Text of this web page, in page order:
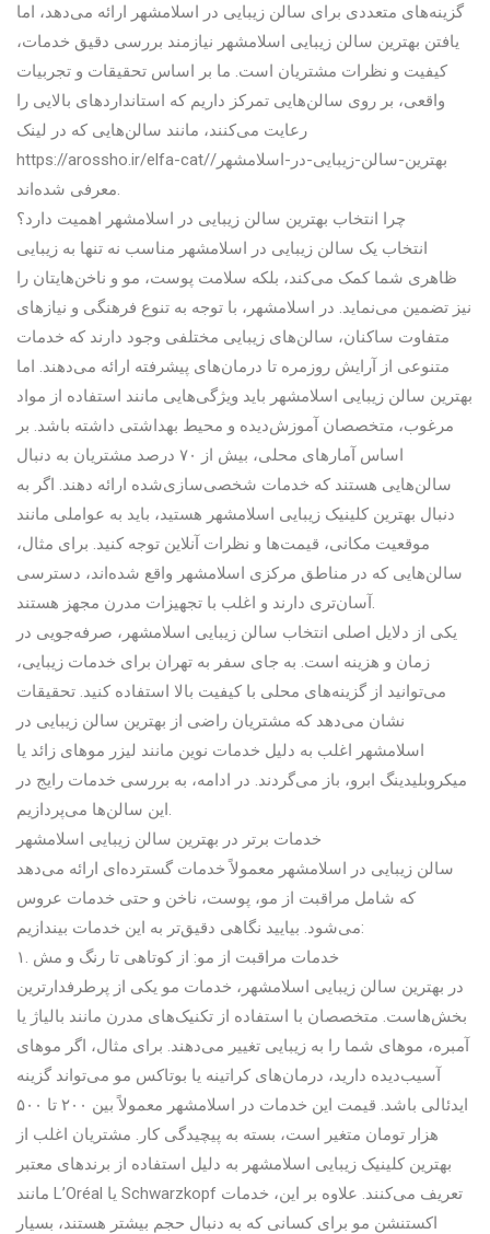
گزینه‌های متعددی برای سالن زیبایی در اسلامشهر ارائه می‌دهد، اما
یافتن بهترین سالن زیبایی اسلامشهر نیازمند بررسی دقیق خدمات،
کیفیت و نظرات مشتریان است. ما بر اساس تحقیقات و تجربیات
واقعی، بر روی سالن‌هایی تمرکز داریم که استانداردهای بالایی را
رعایت می‌کنند، مانند سالن‌هایی که در لینک
https://arossho.ir/elfa-cat/بهترین-سالن-زیبایی-در-اسلامشهر/
معرفی شده‌اند.
چرا انتخاب بهترین سالن زیبایی در اسلامشهر اهمیت دارد؟
انتخاب یک سالن زیبایی در اسلامشهر مناسب نه تنها به زیبایی
ظاهری شما کمک می‌کند، بلکه سلامت پوست، مو و ناخن‌هایتان را
نیز تضمین می‌نماید. در اسلامشهر، با توجه به تنوع فرهنگی و نیازهای
متفاوت ساکنان، سالن‌های زیبایی مختلفی وجود دارند که خدمات
متنوعی از آرایش روزمره تا درمان‌های پیشرفته ارائه می‌دهند. اما
بهترین سالن زیبایی اسلامشهر باید ویژگی‌هایی مانند استفاده از مواد
مرغوب، متخصصان آموزش‌دیده و محیط بهداشتی داشته باشد. بر
اساس آمارهای محلی، بیش از ۷۰ درصد مشتریان به دنبال
سالن‌هایی هستند که خدمات شخصی‌سازی‌شده ارائه دهند. اگر به
دنبال بهترین کلینیک زیبایی اسلامشهر هستید، باید به عواملی مانند
موقعیت مکانی، قیمت‌ها و نظرات آنلاین توجه کنید. برای مثال،
سالن‌هایی که در مناطق مرکزی اسلامشهر واقع شده‌اند، دسترسی
آسان‌تری دارند و اغلب با تجهیزات مدرن مجهز هستند.
یکی از دلایل اصلی انتخاب سالن زیبایی اسلامشهر، صرفه‌جویی در
زمان و هزینه است. به جای سفر به تهران برای خدمات زیبایی،
می‌توانید از گزینه‌های محلی با کیفیت بالا استفاده کنید. تحقیقات
نشان می‌دهد که مشتریان راضی از بهترین سالن زیبایی در
اسلامشهر اغلب به دلیل خدمات نوین مانند لیزر موهای زائد یا
میکروبلیدینگ ابرو، باز می‌گردند. در ادامه، به بررسی خدمات رایج در
این سالن‌ها می‌پردازیم.
خدمات برتر در بهترین سالن زیبایی اسلامشهر
سالن زیبایی در اسلامشهر معمولاً خدمات گسترده‌ای ارائه می‌دهد
که شامل مراقبت از مو، پوست، ناخن و حتی خدمات عروس
می‌شود. بیایید نگاهی دقیق‌تر به این خدمات بیندازیم:
۱. خدمات مراقبت از مو: از کوتاهی تا رنگ و مش
در بهترین سالن زیبایی اسلامشهر، خدمات مو یکی از پرطرفدارترین
بخش‌هاست. متخصصان با استفاده از تکنیک‌های مدرن مانند بالیاژ یا
آمبره، موهای شما را به زیبایی تغییر می‌دهند. برای مثال، اگر موهای
آسیب‌دیده دارید، درمان‌های کراتینه یا بوتاکس مو می‌تواند گزینه
ایدئالی باشد. قیمت این خدمات در اسلامشهر معمولاً بین ۲۰۰ تا ۵۰۰
هزار تومان متغیر است، بسته به پیچیدگی کار. مشتریان اغلب از
بهترین کلینیک زیبایی اسلامشهر به دلیل استفاده از برندهای معتبر
مانند L’Oréal یا Schwarzkopf تعریف می‌کنند. علاوه بر این، خدمات
اکستنشن مو برای کسانی که به دنبال حجم بیشتر هستند، بسیار